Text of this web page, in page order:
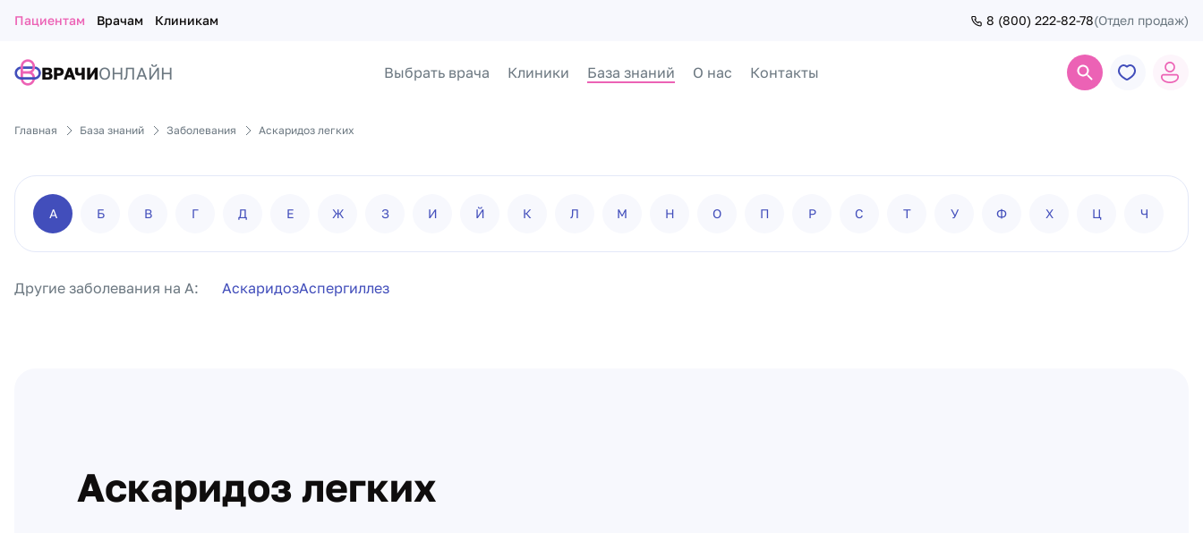
Пациентам Врачам Клиникам 8 (800) 222-82-78(Отдел продаж)
ВРАЧИОНЛАЙН Выбрать врача Клиники База знаний О нас Контакты
Главная База знаний Заболевания Аскаридоз легких
А Б В Г Д Е Ж З И Й К Л М Н О П Р С Т У Ф Х Ц Ч
Другие заболевания на А: АскаридозАспергиллез
Аскаридоз легких